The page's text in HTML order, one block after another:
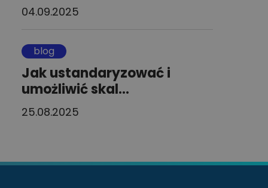
04.09.2025
blog
Jak ustandaryzować i
umożliwić skal...
25.08.2025